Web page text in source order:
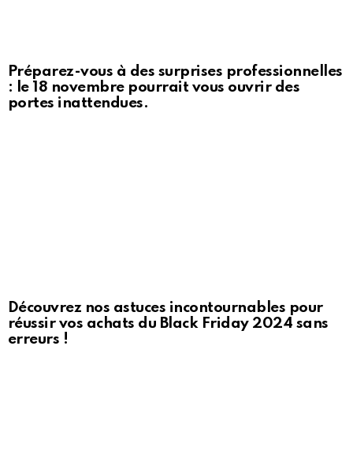
Préparez-vous à des surprises professionnelles
: le 18 novembre pourrait vous ouvrir des
portes inattendues.
Découvrez nos astuces incontournables pour
réussir vos achats du Black Friday 2024 sans
erreurs !